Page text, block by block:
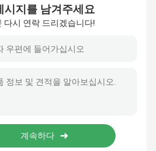
시트
시지를 남겨주세요
다시 연락 드리겠습니다!